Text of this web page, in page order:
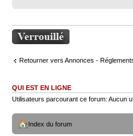
Sujet verrouillé
Retourner vers Annonces -
QUI EST EN LIGNE
Utilisateurs parcourant ce forum: Aucun
Index du forum